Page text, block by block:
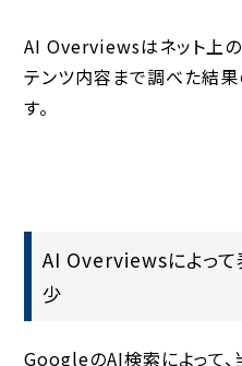
AI Overviewsはネット上
テンツ内容まで調べた結
す。
AI Overviewsによって
少
GoogleのAI検索によって